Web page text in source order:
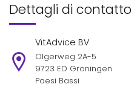
Dettagli di contatto
VitAdvice BV
Olgerweg 2A-5
9723 ED Groningen
Paesi Bassi